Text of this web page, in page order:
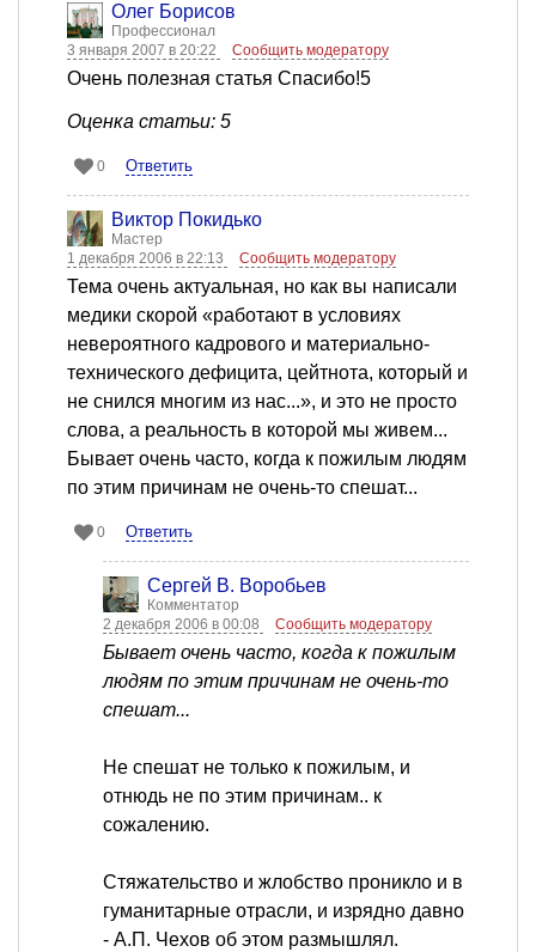
Олег Борисов
Профессионал
3 января 2007 в 20:22
Сообщить модератору
Очень полезная статья Спасибо!5
Оценка статьи: 5
0 Ответить
Виктор Покидько
Мастер
1 декабря 2006 в 22:13
Сообщить модератору
Тема очень актуальная, но как вы написали
медики скорой «работают в условиях
невероятного кадрового и материально-
технического дефицита, цейтнота, который и
не снился многим из нас...», и это не просто
слова, а реальность в которой мы живем...
Бывает очень часто, когда к пожилым людям
по этим причинам не очень-то спешат...
0 Ответить
Сергей В. Воробьев
Комментатор
2 декабря 2006 в 00:08
Сообщить модератору
Бывает очень часто, когда к пожилым
людям по этим причинам не очень-то
спешат...
Не спешат не только к пожилым, и
отнюдь не по этим причинам.. к
сожалению.
Стяжательство и жлобство проникло и в
гуманитарные отрасли, и изрядно давно
- А.П. Чехов об этом размышлял.